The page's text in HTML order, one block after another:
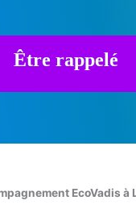
Être rappelé
EcoVadis à